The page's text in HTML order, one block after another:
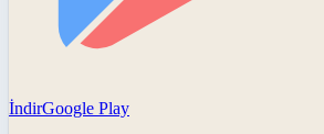
İndirGoogle Play